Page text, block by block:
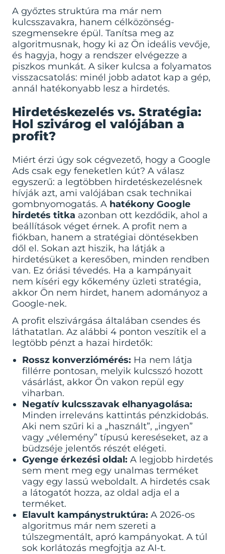
A győztes struktúra ma már nem
kulcsszavakra, hanem célközönség-
szegmensekre épül. Tanítsa meg az
algoritmusnak, hogy ki az Ön ideális vevője,
és hagyja, hogy a rendszer elvégezze a
piszkos munkát. A siker kulcsa a folyamatos
visszacsatolás: minél jobb adatot kap a gép,
annál hatékonyabb lesz a hirdetés.
Hirdetéskezelés vs. Stratégia:
Hol szivárog el valójában a
profit?
Miért érzi úgy sok cégvezető, hogy a Google
Ads csak egy feneketlen kút? A válasz
egyszerű: a legtöbben hirdetéskezelésnek
hívják azt, ami valójában csak technikai
gombnyomogatás. A hatékony Google
hirdetés titka azonban ott kezdődik, ahol a
beállítások véget érnek. A profit nem a
fiókban, hanem a stratégiai döntésekben
dől el. Sokan azt hiszik, ha látják a
hirdetésüket a keresőben, minden rendben
van. Ez óriási tévedés. Ha a kampányait
nem kíséri egy kőkemény üzleti stratégia,
akkor Ön nem hirdet, hanem adományoz a
Google-nek.
A profit elszivárgása általában csendes és
láthatatlan. Az alábbi 4 ponton veszítik el a
legtöbb pénzt a hazai hirdetők:
Rossz konverziómérés: Ha nem látja
fillérre pontosan, melyik kulcsszó hozott
vásárlást, akkor Ön vakon repül egy
viharban.
Negatív kulcsszavak elhanyagolása:
Minden irreleváns kattintás pénzkidobás.
Aki nem szűri ki a „használt”, „ingyen”
vagy „vélemény” típusú kereséseket, az a
büdzséje jelentős részét elégeti.
Gyenge érkezési oldal: A legjobb hirdetés
sem ment meg egy unalmas terméket
vagy egy lassú weboldalt. A hirdetés csak
a látogatót hozza, az oldal adja el a
terméket.
Elavult kampánystruktúra: A 2026-os
algoritmus már nem szereti a
túlszegmentált, apró kampányokat. A túl
sok korlátozás megfojtja az AI-t.